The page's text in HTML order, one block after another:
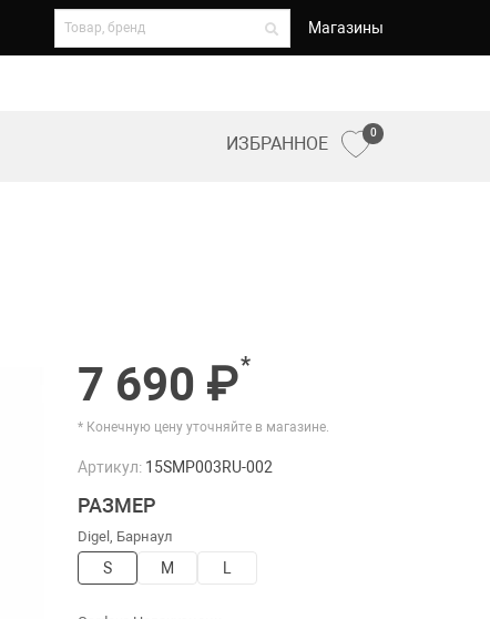
Магазины
ИЗБРАННОЕ
0
7 690 ₽*
* Конечную цену уточняйте в магазине.
Артикул: 15SMP003RU-002
РАЗМЕР
Digel, Барнаул
S M L